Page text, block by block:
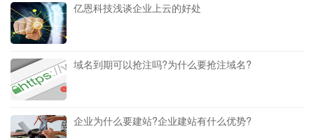
亿恩科技浅谈企业上云的好处
域名到期可以抢注吗?为什么要抢注域名?
企业为什么要建站?企业建站有什么优势?